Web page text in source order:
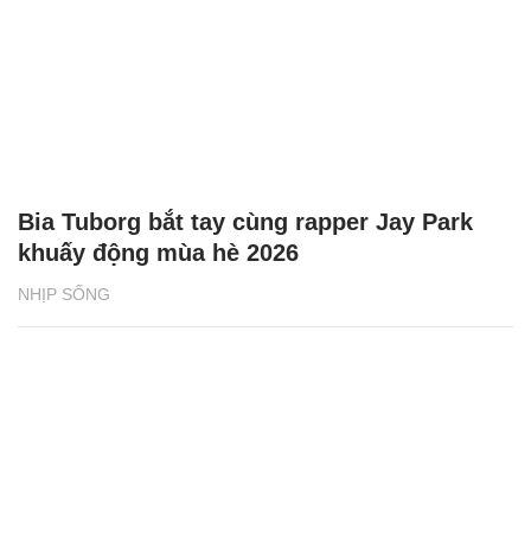
NHỊP SỐNG
Bia Tuborg bắt tay cùng rapper Jay Park
khuấy động mùa hè 2026